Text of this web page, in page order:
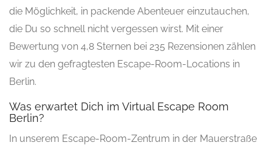
die Möglichkeit, in packende Abenteuer einzutauchen,
die Du so schnell nicht vergessen wirst. Mit einer
Bewertung von 4,8 Sternen bei 235 Rezensionen zählen
wir zu den gefragtesten Escape-Room-Locations in
Berlin.
Was erwartet Dich im Virtual Escape Room
Berlin?
In unserem Escape-Room-Zentrum in der Mauerstraße